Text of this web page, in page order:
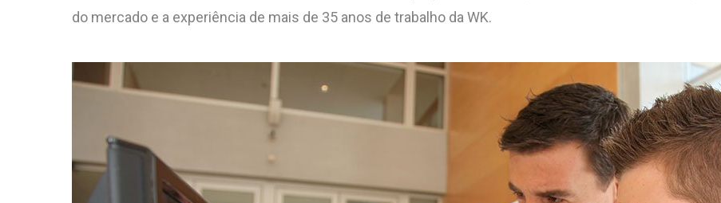
do mercado e a experiência de mais de 35 anos de trabalho da WK.